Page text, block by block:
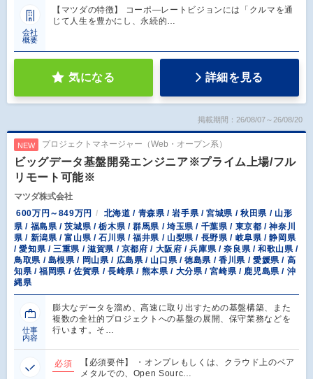
会社
概要
【マツダの特徴】 コーポ―レートビジョンには「クルマを通
じて人生を豊かにし、永続的…
気になる 詳細を見る
掲載期間：26/08/07～26/08/20
NEW プロジェクトマネージャー（Web・オープン系）
ビッグデータ基盤開発エンジニア※プライム上場/フル
リモート可能※
マツダ株式会社
600万円～849万円
北海道 / 青森県 / 岩手県 / 宮城県 / 秋田県 / 山形
県 / 福島県 / 茨城県 / 栃木県 / 群馬県 / 埼玉県 / 千葉県 / 東京都 / 神奈川
県 / 新潟県 / 富山県 / 石川県 / 福井県 / 山梨県 / 長野県 / 岐阜県 / 静岡県
/ 愛知県 / 三重県 / 滋賀県 / 京都府 / 大阪府 / 兵庫県 / 奈良県 / 和歌山県 /
鳥取県 / 島根県 / 岡山県 / 広島県 / 山口県 / 徳島県 / 香川県 / 愛媛県 / 高
知県 / 福岡県 / 佐賀県 / 長崎県 / 熊本県 / 大分県 / 宮崎県 / 鹿児島県 / 沖
縄県
仕事
内容
膨大なデータを溜め、高速に取り出すための基盤構築、また
複数の全社的プロジェクトへの基盤の展開、保守業務などを
行います。そ…
必須
【必須要件】 ・オンプレもしくは、クラウド上のベア
メタルでの、Open Sourc…